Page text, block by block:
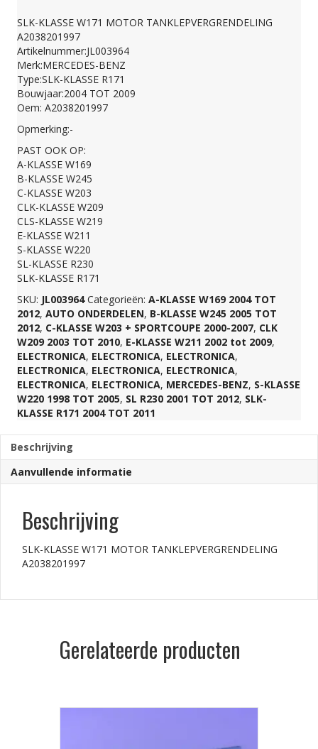
W171
MOTOR
A2038201997
aantal
SLK-KLASSE W171 MOTOR TANKLEPVERGRENDELING
A2038201997
Artikelnummer:JL003964
Merk:MERCEDES-BENZ
Type:SLK-KLASSE R171
Bouwjaar:2004 TOT 2009
Oem: A2038201997
Opmerking:-
PAST OOK OP:
A-KLASSE W169
B-KLASSE W245
C-KLASSE W203
CLK-KLASSE W209
CLS-KLASSE W219
E-KLASSE W211
S-KLASSE W220
SL-KLASSE R230
SLK-KLASSE R171
SKU: JL003964 Categorieën: A-KLASSE W169 2004 TOT
2012, AUTO ONDERDELEN, B-KLASSE W245 2005 TOT
2012, C-KLASSE W203 + SPORTCOUPE 2000-2007, CLK
W209 2003 TOT 2010, E-KLASSE W211 2002 tot 2009,
ELECTRONICA, ELECTRONICA, ELECTRONICA,
ELECTRONICA, ELECTRONICA, ELECTRONICA,
ELECTRONICA, ELECTRONICA, MERCEDES-BENZ, S-KLASSE
W220 1998 TOT 2005, SL R230 2001 TOT 2012, SLK-
KLASSE R171 2004 TOT 2011
Beschrijving
Aanvullende informatie
Beschrijving
SLK-KLASSE W171 MOTOR TANKLEPVERGRENDELING
A2038201997
Gerelateerde producten